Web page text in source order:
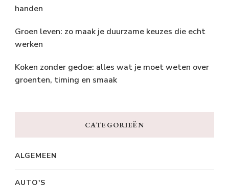
handen
Groen leven: zo maak je duurzame keuzes die echt
werken
Koken zonder gedoe: alles wat je moet weten over
groenten, timing en smaak
CATEGORIEËN
ALGEMEEN
AUTO'S